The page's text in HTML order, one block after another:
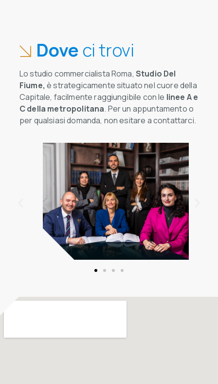
Dove ci trovi
Lo studio commercialista Roma, Studio Del
Fiume, è strategicamente situato nel cuore della
Capitale, facilmente raggiungibile con le linee A e
C della metropolitana. Per un appuntamento o
per qualsiasi domanda, non esitare a contattarci.